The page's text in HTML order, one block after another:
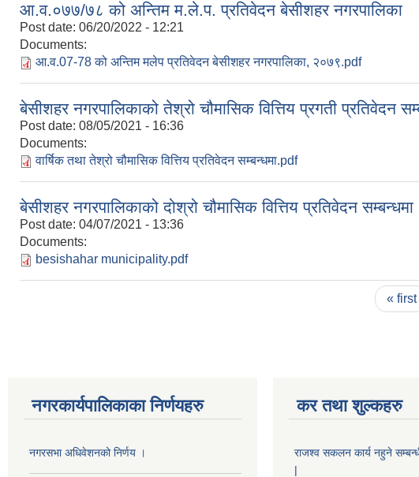
आ.व.०७७/७८ को अन्तिम म.ले.प. प्रतिवेदन बेसीशहर नगरपालिका
Post date: 06/20/2022 - 12:21
Documents:
आ.व.07-78 को अन्तिम मलेप प्रतिवेदन बेसीशहर नगरपालिका, २०७९.pdf
बेसीशहर नगरपालिकाको तेश्रो चौमासिक वित्तिय प्रगती प्रतिवेदन
Post date: 08/05/2021 - 16:36
Documents:
वार्षिक तथा तेश्रो चौमासिक वित्तिय प्रतिवेदन सम्बन्धमा.pdf
बेसीशहर नगरपालिकाको दोश्रो चौमासिक वित्तिय प्रतिवेदन सम्बन्धमा
Post date: 04/07/2021 - 13:36
Documents:
besishahar municipality.pdf
« first
नगरकार्यपालिकाका निर्णयहरु
नगरसभा अधिवेशनको निर्णय ।
कर तथा शुल्कहरु
राजश्व सकलन कार्य नहुने
|